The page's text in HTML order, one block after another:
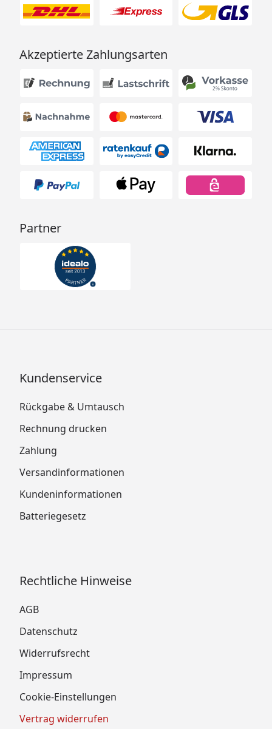
Akzeptierte Zahlungsarten
Partner
Kundenservice
Rückgabe & Umtausch
Rechnung drucken
Zahlung
Versandinformationen
Kundeninformationen
Batteriegesetz
Rechtliche Hinweise
AGB
Datenschutz
Widerrufsrecht
Impressum
Cookie-Einstellungen
Vertrag widerrufen